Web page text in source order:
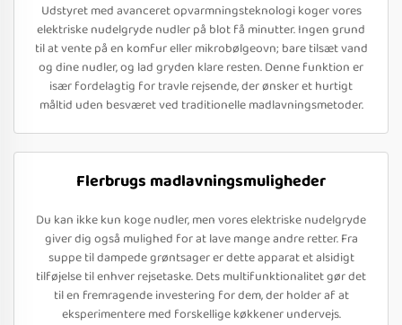
Udstyret med avanceret opvarmningsteknologi koger vores
elektriske nudelgryde nudler på blot få minutter. Ingen grund
til at vente på en komfur eller mikrobølgeovn; bare tilsæt vand
og dine nudler, og lad gryden klare resten. Denne funktion er
især fordelagtig for travle rejsende, der ønsker et hurtigt
måltid uden besværet ved traditionelle madlavningsmetoder.
Flerbrugs madlavningsmuligheder
Du kan ikke kun koge nudler, men vores elektriske nudelgryde
giver dig også mulighed for at lave mange andre retter. Fra
suppe til dampede grøntsager er dette apparat et alsidigt
tilføjelse til enhver rejsetaske. Dets multifunktionalitet gør det
til en fremragende investering for dem, der holder af at
eksperimentere med forskellige køkkener undervejs.